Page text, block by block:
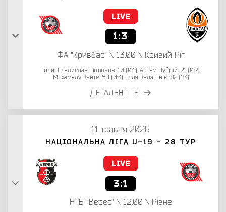
1:3
ФА "Кривбас" \ 13:00 \ Кривий Ріг
Голи: Владислав Тютюнов, 10 (0:1). Артем Зубрій, 21 (0:2).
Мохамаду Канте, 58 (0:3). Ілля Калашнік, 82 (1:3)
ДЕТАЛЬНІШЕ
11 травня 2026
НАЦІОНАЛЬНА ЛІГА U-19 - 28 ТУР
3:1
НТБ "Верес" \ 12:00 \ Рівне